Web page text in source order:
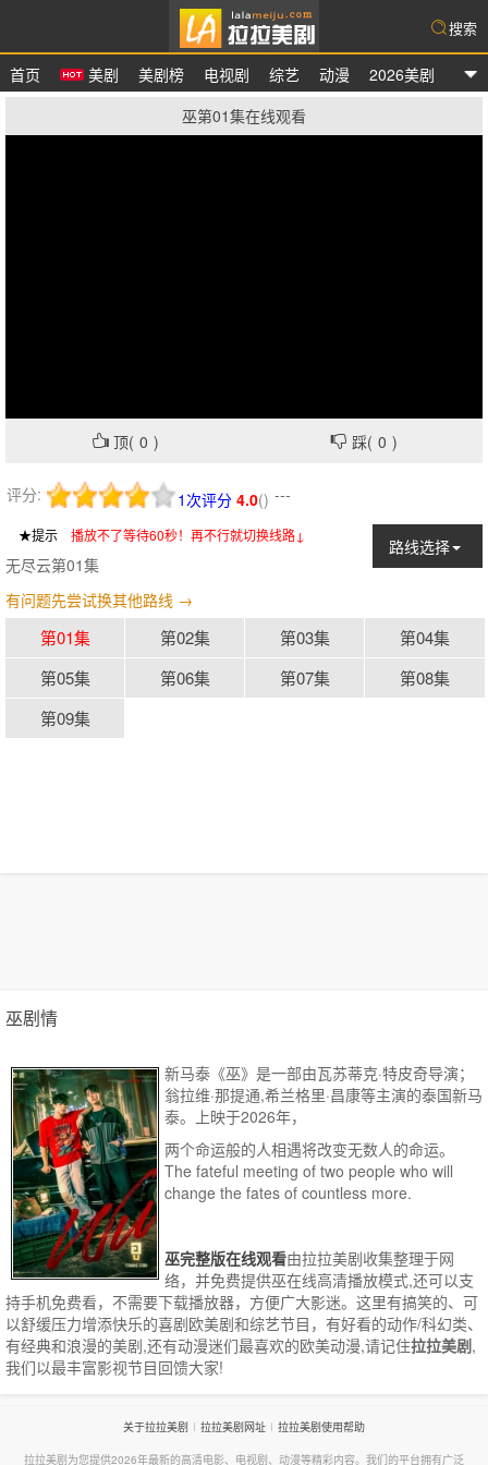
拉拉美剧
首页 美剧 美剧榜 电视剧 综艺 动漫 2026美剧
搜索
巫第01集在线观看
顶( 0 ) 踩( 0 )
评分: 4.0(
1次评分 ) ---
★提示 播放不了等待60秒！再不行就切换线路↓
路线选择
无尽云第01集
有问题先尝试换其他路线 →
第01集 第02集 第03集
第04集
第05集
第06集 第07集
第08集
第09集
巫剧情
新马泰《巫》是一部由瓦苏蒂克·特皮奇导演；
翁拉维·那提通,希兰格里·昌康等主演的泰国新马
泰。上映于2026年，
两个命运般的人相遇将改变无数人的命运。
The fateful meeting of two people who will
change the fates of countless more.
巫完整版在线观看由拉拉美剧收集整理于网
络，并免费提供巫在线高清播放模式,还可以支
持手机免费看，不需要下载播放器，方便广大影迷。这里有搞笑的、可
以舒缓压力增添快乐的喜剧欧美剧和综艺节目，有好看的动作/科幻类、
有经典和浪漫的美剧,还有动漫迷们最喜欢的欧美动漫,请记住拉拉美剧,
我们以最丰富影视节目回馈大家!
关于拉拉美剧 拉拉美剧网址 拉拉美剧使用帮助
拉拉美剧为您提供2026年最新的高清电影、电视剧、动漫等精彩内容。我们的平台拥有广泛